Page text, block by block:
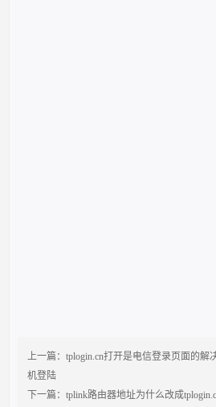
上一篇：tplogin.cn打开是电信登录页面的解
机登陆
下一篇：tplink路由器地址为什么改成